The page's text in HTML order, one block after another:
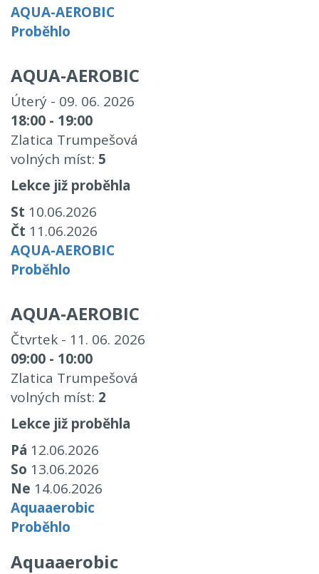
AQUA-AEROBIC
Proběhlo
AQUA-AEROBIC
Úterý - 09. 06. 2026
18:00 - 19:00
Zlatica Trumpešová
volných míst: 5
Lekce již proběhla
St 10.06.2026
Čt 11.06.2026
AQUA-AEROBIC
Proběhlo
AQUA-AEROBIC
Čtvrtek - 11. 06. 2026
09:00 - 10:00
Zlatica Trumpešová
volných míst: 2
Lekce již proběhla
Pá 12.06.2026
So 13.06.2026
Ne 14.06.2026
Aquaaerobic
Proběhlo
Aquaaerobic